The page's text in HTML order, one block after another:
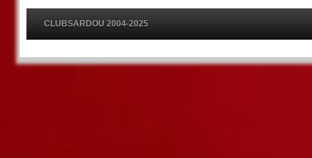
CLUBSARDOU 2004-2025